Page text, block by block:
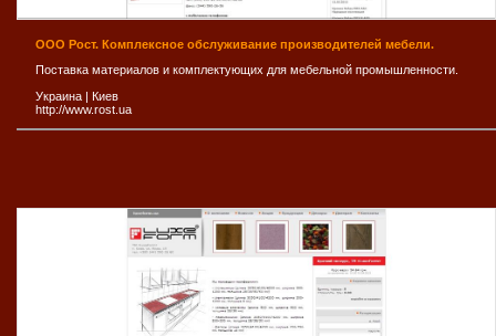
ООО Рост. Комплексное обслуживание производителей мебели.
Поставка материалов и комплектующих для мебельной промышленности.
Украина
Киев
http://www.rost.ua